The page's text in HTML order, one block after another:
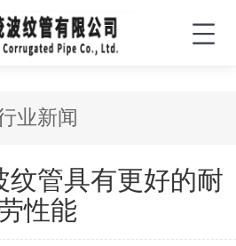
业新闻
纹管具有更好的耐
性能